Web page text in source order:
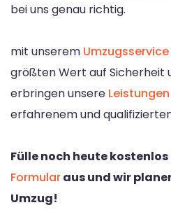
bei uns genau richtig.
mit unserem
größten Wert auf Sicherheit
erbringen unsere Leistungen
erfahrenem und
Fülle noch heute
Formularaus und wir
Umzug!